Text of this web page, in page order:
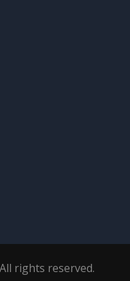
rights reserved.